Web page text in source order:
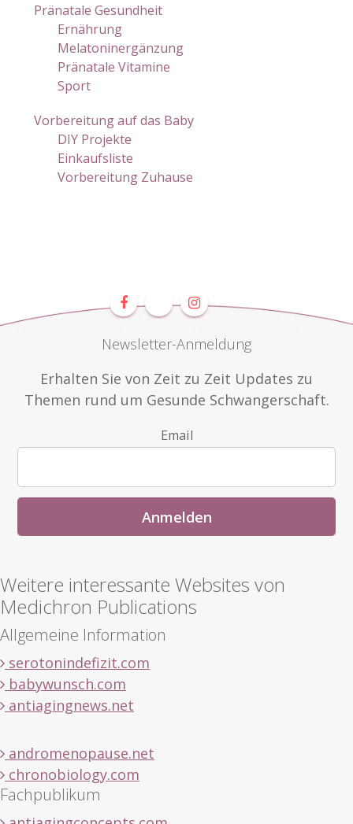
Pränatale Gesundheit
Ernährung
Melatoninergänzung
Pränatale Vitamine
Sport
Vorbereitung auf das Baby
DIY Projekte
Einkaufsliste
Vorbereitung Zuhause
Newsletter-Anmeldung
Erhalten Sie von Zeit zu Zeit Updates zu
Themen rund um Gesunde Schwangerschaft.
Email
Weitere interessante Websites von
Medichron Publications
Allgemeine Information
serotonindefizit.com
babywunsch.com
antiagingnews.net
andromenopause.net
chronobiology.com
Fachpublikum